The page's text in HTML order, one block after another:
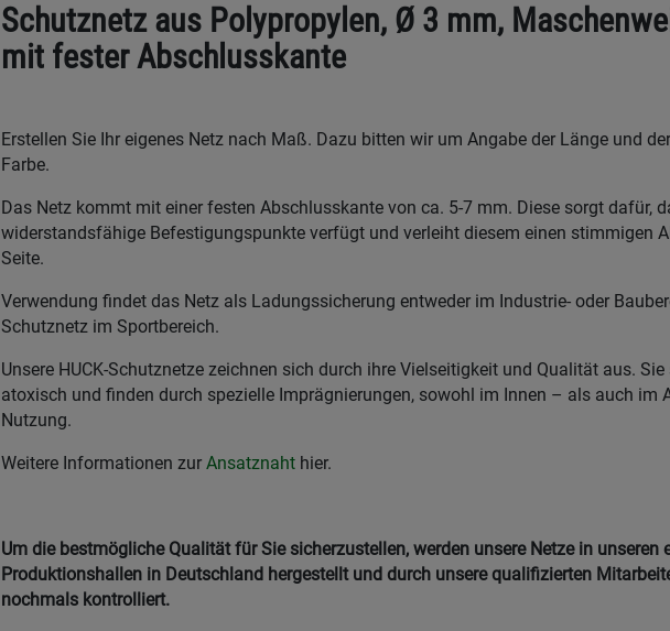
Schutznetz aus Polypropylen, Ø 3 mm,
mit fester Abschlusskante
Erstellen Sie Ihr eigenes Netz nach Maß. Dazu bitten wir um Angabe der Länge und
Farbe.
Das Netz kommt mit einer festen Abschlusskante von ca. 5-7 mm. Diese sorgt dafür,
widerstandsfähige Befestigungspunkte verfügt und verleiht diesem einen stimmigen
Seite.
Verwendung findet das Netz als Ladungssicherung entweder im Industrie- oder
Schutznetz im Sportbereich.
Unsere HUCK-Schutznetze zeichnen sich durch ihre Vielseitigkeit und Qualität aus. Sie
atoxisch und finden durch spezielle Imprägnierungen, sowohl im Innen – als auch im
Nutzung.
Weitere Informationen zur Ansatznaht hier.
Um die bestmögliche Qualität für Sie sicherzustellen, werden unsere Netze in unseren
Produktionshallen in Deutschland hergestellt und durch unsere qualifizierten
nochmals kontrolliert.